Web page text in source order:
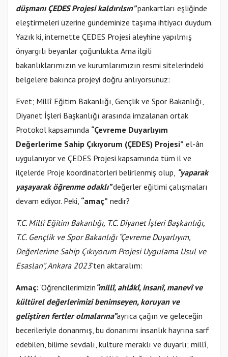
düşmanı ÇEDES Projesi kaldırılsın”pankartları eşliğinde
eleştirmeleri üzerine gündeminize taşıma ihtiyacı duydum.
Yazık ki, internette ÇEDES Projesi aleyhine yapılmış
önyargılı beyanlar çoğunlukta. Ama ilgili
bakanlıklarımızın ve kurumlarımızın resmi sitelerindeki
belgelere bakınca projeyi doğru anlıyorsunuz:
Evet; Millî Eğitim Bakanlığı, Gençlik ve Spor Bakanlığı,
Diyanet İşleri Başkanlığı arasında imzalanan ortak
Protokol kapsamında “Çevreme Duyarlıyım
Değerlerime Sahip Çıkıyorum (ÇEDES) Projesi” el-ân
uygulanıyor ve ÇEDES Projesi kapsamında tüm il ve
ilçelerde Proje koordinatörleri belirlenmiş olup, “yaparak
yaşayarak öğrenme odaklı”değerler eğitimi çalışmaları
devam ediyor. Peki, “amaç” nedir?
T.C. Millî Eğitim Bakanlığı, T.C. Diyanet İşleri Başkanlığı,
T.C. Gençlik ve Spor Bakanlığı “Çevreme Duyarlıyım,
Değerlerime Sahip Çıkıyorum Projesi Uygulama Usul ve
Esasları”, Ankara 2023’ten aktaralım:
Amaç: ‘Öğrencilerimizin “millî, ahlâkî, insanî, manevî ve
kültürel değerlerimizi benimseyen, koruyan ve
geliştiren fertler olmalarına”ayrıca çağın ve geleceğin
becerileriyle donanmış, bu donanımı insanlık hayrına sarf
edebilen, bilime sevdalı, kültüre meraklı ve duyarlı; millî,